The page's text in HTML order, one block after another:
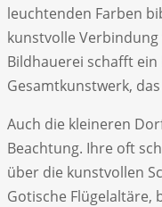
leuchtenden Farben
kunstvolle
Bildhauerei schafft
Gesamtkunstwerk,
Auch die kleineren
Beachtung. Ihre oft
über die kunstvollen
Gotische Flügelaltäre,